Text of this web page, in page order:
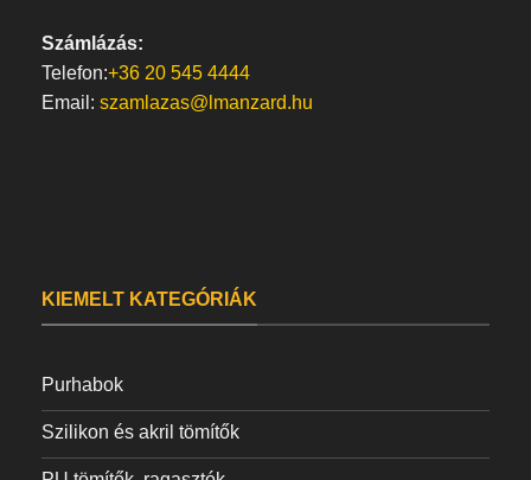
Számlázás:
Telefon:+36 20 545 4444
Email: szamlazas@lmanzard.hu
KIEMELT KATEGÓRIÁK
Purhabok
Szilikon és akril tömítők